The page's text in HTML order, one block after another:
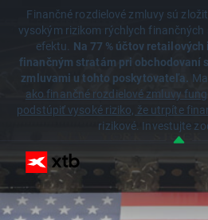
Finančné rozdielové zmluvy sú
vysokým rizikom rýchlych
efektu. Na 77 % účtov
finančným stratám pri obchodovaní
zmluvami u tohto poskytovateľa.
ako finančné rozdielové zmluvy
podstúpiť vysoké riziko, že utrpíte
rizikové. Investujte